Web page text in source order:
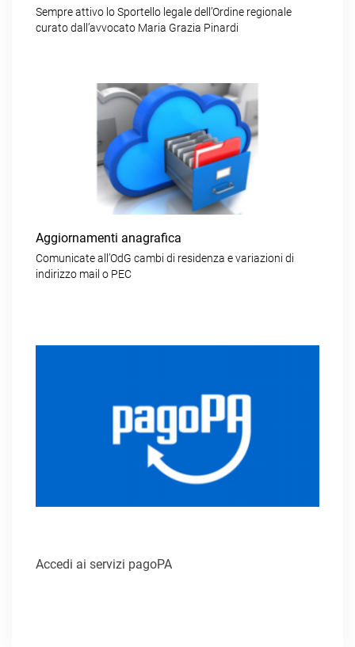
Sempre attivo lo Sportello legale dell’Ordine regionale
curato dall’avvocato Maria Grazia Pinardi
Aggiornamenti anagrafica
Comunicate all’OdG cambi di residenza e variazioni di
indirizzo mail o PEC
Accedi ai servizi pagoPA